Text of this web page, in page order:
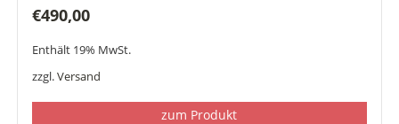
€490,00
Enthält 19% MwSt.
zzgl.Versand
zum Produkt